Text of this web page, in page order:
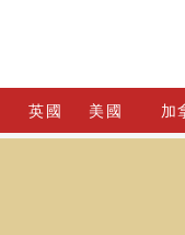
英國 美國 加